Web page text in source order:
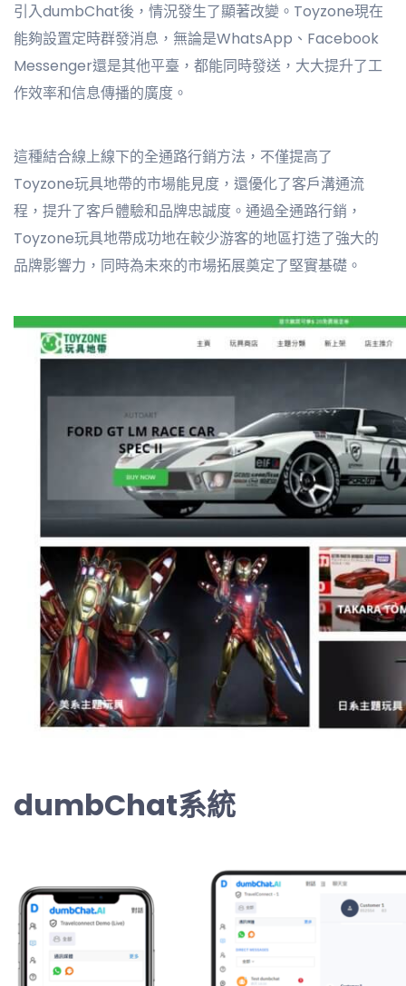
引入dumbChat後，情況發生了顯著改變。Toyzone現在
能夠設置定時群發消息，無論是WhatsApp、Facebook
Messenger還是其他平臺，都能同時發送，大大提升了工
作效率和信息傳播的廣度。
這種結合線上線下的全通路行銷方法，不僅提高了
Toyzone玩具地帶的市場能見度，還優化了客戶溝通流
程，提升了客戶體驗和品牌忠誠度。通過全通路行銷，
Toyzone玩具地帶成功地在較少游客的地區打造了強大的
品牌影響力，同時為未來的市場拓展奠定了堅實基礎。
dumbChat系統